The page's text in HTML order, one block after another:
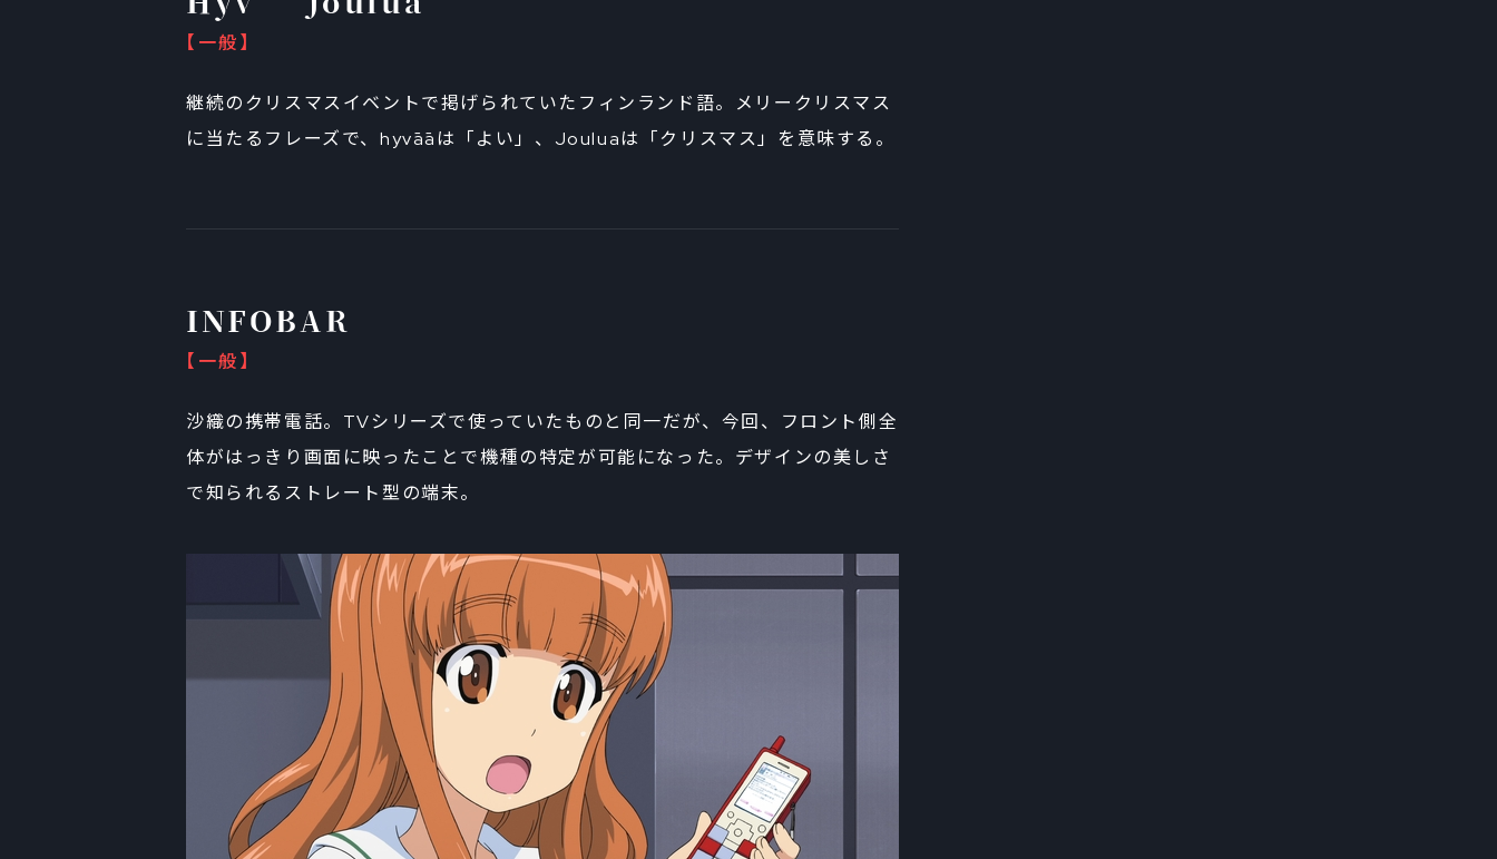
【一般】
継続のクリスマスイベントで掲げられていたフィンランド語。メリークリスマス
に当たるフレーズで、hyvāāは「よい」、Jouluaは「クリスマス」を意味する。
INFOBAR
【一般】
沙織の携帯電話。TVシリーズで使っていたものと同一だが、今回、フロント側全
体がはっきり画面に映ったことで機種の特定が可能になった。デザインの美しさ
で知られるストレート型の端末。